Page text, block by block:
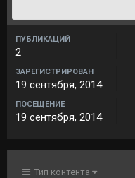
ПУБЛИКАЦИЙ
2
ЗАРЕГИСТРИРОВАН
19 сентября, 2014
ПОСЕЩЕНИЕ
19 сентября, 2014
Тип контента